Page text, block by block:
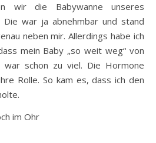
wir die Babywanne unseres
Die war ja abnehmbar und stand
neben mir. Allerdings habe ich
mein Baby „so weit weg“ von
war schon zu viel. Die Hormone
Rolle. So kam es, dass ich den
im Ohr